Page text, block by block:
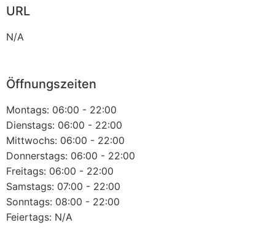
URL
N/A
Öffnungszeiten
Montags: 06:00 - 22:00
Dienstags: 06:00 - 22:00
Mittwochs: 06:00 - 22:00
Donnerstags: 06:00 - 22:00
Freitags: 06:00 - 22:00
Samstags: 07:00 - 22:00
Sonntags: 08:00 - 22:00
Feiertags: N/A